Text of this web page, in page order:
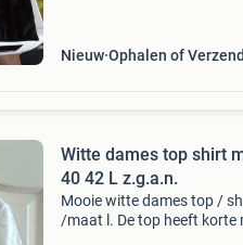
Nieuw Ophalen of
Witte dames top shirt
40 42 L z.g.a.n.
Mooie witte dames top /
/maat l. De top heeft korte